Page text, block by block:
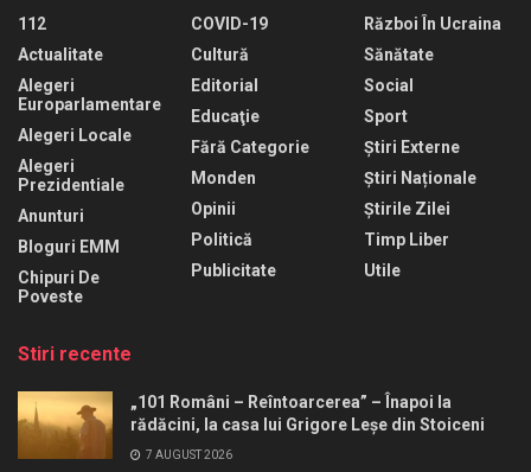
112
Actualitate
Alegeri
Europarlamentare
Alegeri Locale
Alegeri
Prezidentiale
Anunturi
Bloguri EMM
Chipuri De
Poveste
COVID-19
Cultură
Editorial
Educaţie
Fără Categorie
Monden
Opinii
Politică
Publicitate
Război În Ucraina
Sănătate
Social
Sport
Știri Externe
Știri Naționale
Știrile Zilei
Timp Liber
Utile
Stiri recente
„101 Români – Reîntoarcerea” – Înapoi la
rădăcini, la casa lui Grigore Leșe din Stoiceni
7 AUGUST 2026